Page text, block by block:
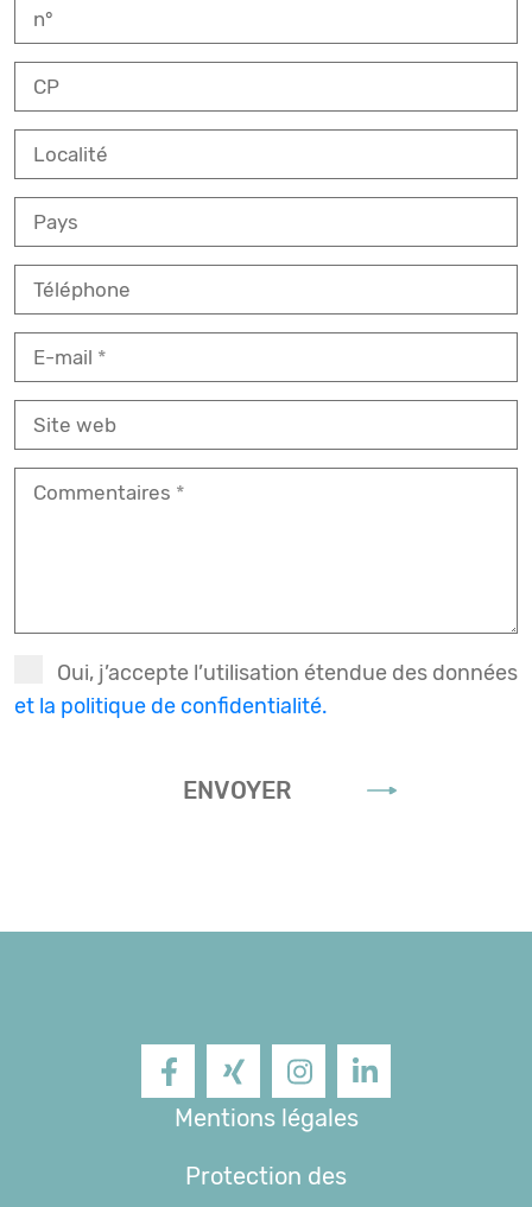
n°
CP
Localité
Pays
Téléphone
E-mail
Site web
Commentaires
Oui, j’accepte l’utilisation étendue des données
et la politique de confidentialité.
ENVOYER
Facebook XING InstagramLinkedIn
Mentions légales
Protection des